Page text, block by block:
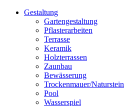
Gestaltung
Gartengestaltung
Pflasterarbeiten
Terrasse
Keramik
Holzterrassen
Zaunbau
Bewässerung
Trockenmauer/Naturstein
Pool
Wasserspiel